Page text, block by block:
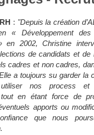
: "Depuis la création
« Développement des
en 2002, Christine
de candidats et de
cadres et non cadres,
a toujours su garder la
nos process et
tout en étant force de
apports ou
que nous